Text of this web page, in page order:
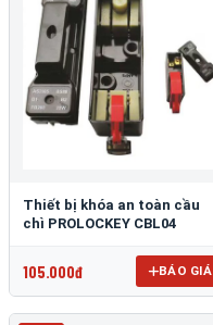
Thiết bị khóa an toàn cầu
chì PROLOCKEY CBL04
105.000đ BÁO GIÁ